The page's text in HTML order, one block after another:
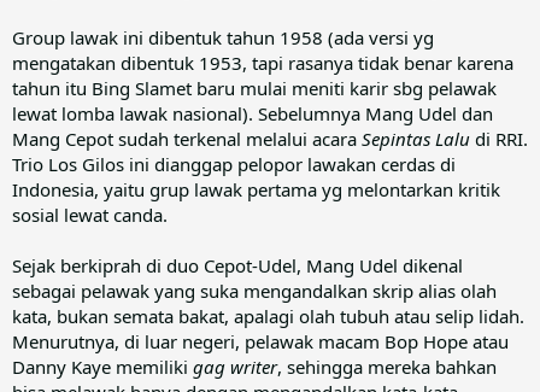
Group lawak ini dibentuk tahun 1958 (ada versi yg
mengatakan dibentuk 1953, tapi rasanya tidak benar karena
tahun itu Bing Slamet baru mulai meniti karir sbg pelawak
lewat lomba lawak nasional). Sebelumnya Mang Udel dan
Mang Cepot sudah terkenal melalui acara Sepintas Lalu di RRI.
Trio Los Gilos ini dianggap pelopor lawakan cerdas di
Indonesia, yaitu grup lawak pertama yg melontarkan kritik
sosial lewat canda.
Sejak berkiprah di duo Cepot-Udel, Mang Udel dikenal
sebagai pelawak yang suka mengandalkan skrip alias olah
kata, bukan semata bakat, apalagi olah tubuh atau selip lidah.
Menurutnya, di luar negeri, pelawak macam Bop Hope atau
Danny Kaye memiliki gag writer, sehingga mereka bahkan